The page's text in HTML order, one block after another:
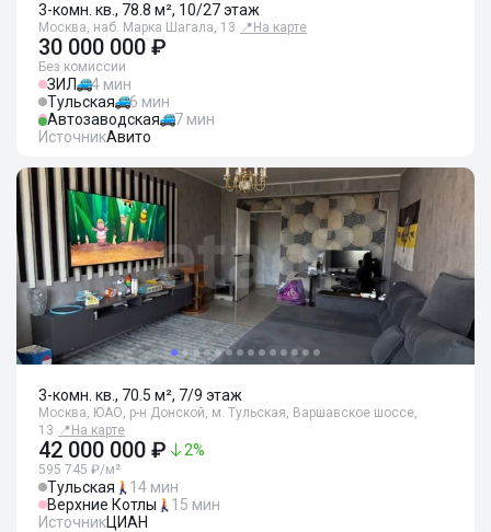
3-комн. кв., 78.8 м², 10/27 этаж
Москва, наб. Марка Шагала, 13 📍 На карте
30 000 000 ₽
Без комиссии
ЗИЛ
4 мин
Тульская
6 мин
Автозаводская
7 мин
ИсточникАвито
3-комн. кв., 70.5 м², 7/9 этаж
Москва, ЮАО, р-н Донской, м. Тульская, Варшавское шоссе,
13 📍 На карте
42 000 000 ₽ 2%
595 745 ₽/м²
Тульская
14 мин
Верхние Котлы
15 мин
ИсточникЦИАН